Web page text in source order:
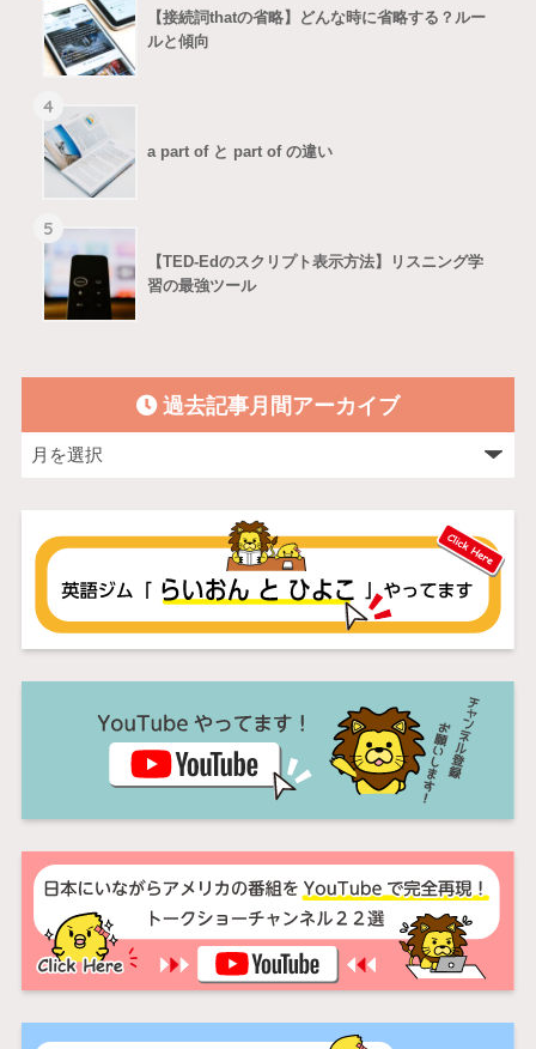
【接続詞thatの省略】どんな時に省略する？ルー
ルと傾向
4
a part of と part of の違い
5
【TED-Edのスクリプト表示方法】リスニング学
習の最強ツール
過去記事月間アーカイブ